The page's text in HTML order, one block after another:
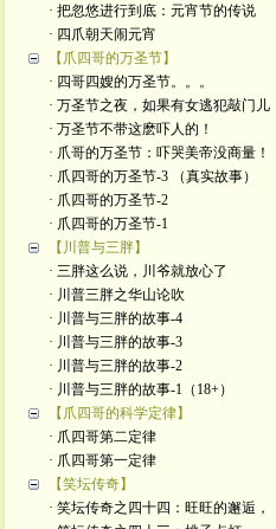
· 把忽悠进行到底：元宵节的传说
· 四爪朝天闹元宵
【爪四哥的万圣节】
· 四哥四嫂的万圣节。。。
· 万圣节之夜，如果有女逃犯敲门儿
· 万圣节不带这麽吓人的！
· 爪哥的万圣节：吓哭美帝没商量！
· 爪四哥的万圣节-3 （真实故事）
· 爪四哥的万圣节-2
· 爪四哥的万圣节-1
【川普与三胖】
· 三胖这么说，川爷就放心了
· 川普三胖之华山论吹
· 川普与三胖的故事-4
· 川普与三胖的故事-3
· 川普与三胖的故事-2
· 川普与三胖的故事-1（18+）
【爪四哥的科学定律】
· 爪四哥第二定律
· 爪四哥第一定律
【笑坛传奇】
· 笑坛传奇之四十四：旺旺的邂逅，